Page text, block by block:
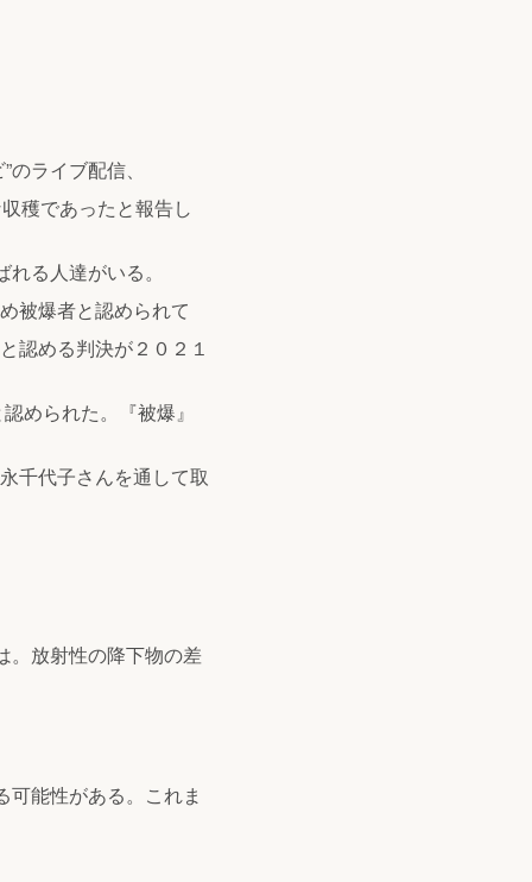
ライブ配信、
穫であったと報告し
る人達がいる。
被爆者と認められて
認める判決が２０２１
められた。『被爆』
千代子さんを通して取
。放射性の降下物の差
能性がある。これま